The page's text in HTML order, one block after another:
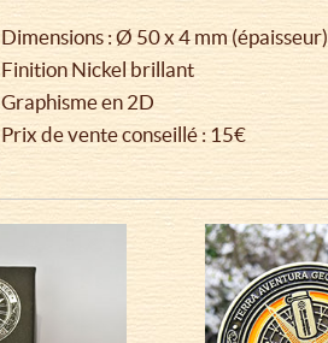
Dimensions : Ø 50 x 4 mm (épaisseur)
Finition Nickel brillant
Graphisme en 2D
Prix de vente conseillé : 15€